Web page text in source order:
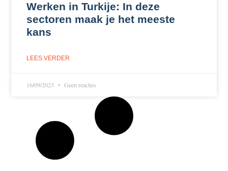
Werken in Turkije: In deze
sectoren maak je het meeste
kans
LEES VERDER
16/09/2023 Geen reacties